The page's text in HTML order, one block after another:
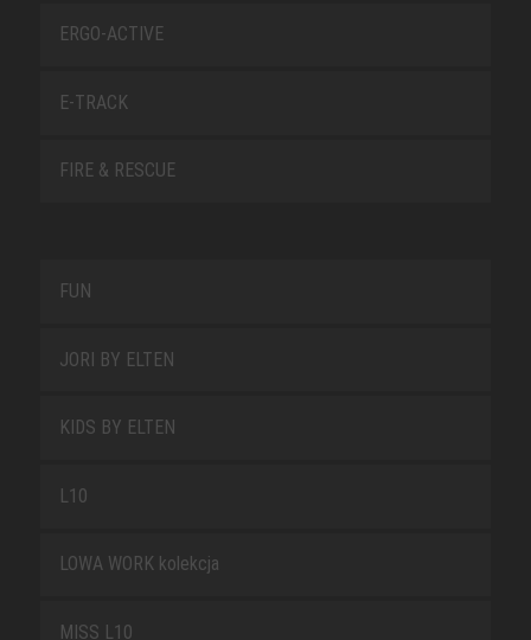
ERGO-ACTIVE
E-TRACK
FIRE & RESCUE
FUN
JORI BY ELTEN
KIDS BY ELTEN
L10
LOWA WORK kolekcja
MISS L10